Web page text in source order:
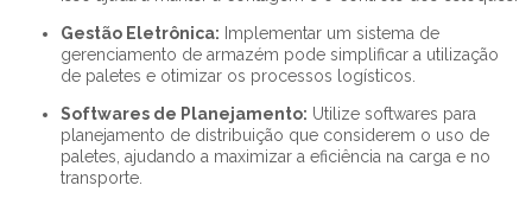
Gestão Eletrônica: Implementar um sistema de
gerenciamento de armazém pode simplificar a utilização
de paletes e otimizar os processos logísticos.
Softwares de Planejamento: Utilize softwares para
planejamento de distribuição que considerem o uso de
paletes, ajudando a maximizar a eficiência na carga e no
transporte.